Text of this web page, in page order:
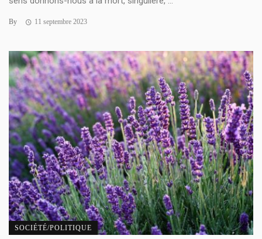
By 11 septembre 2023
SOCIÉTÉ/POLITIQUE